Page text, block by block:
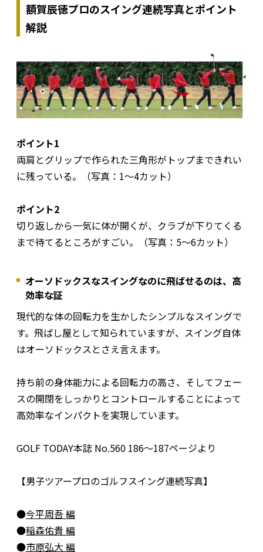
額賀辰徳プロのスイング連続写真とポイント
解説
ポイント1
両肩とグリップで作られた三角形がトップまできれい
に残っている。（写真：1〜4カット）
ポイント2
切り返しから一気に体が開くが、クラブが下りてくる
まで待てるところがすごい。（写真：5〜6カット）
オーソドックスなスイングなのに飛ばせるのは、高
効率な証
現代的な体の回転力を生かしたシンプルなスイングで
す。飛ばし屋として知られていますが、スイング自体
はオーソドックスとさえ言えます。
持ち前の身体能力による回転力の高さ、そしてフェー
スの開閉をしっかりとコントロールすることによって
高効率なインパクトを実現しています。
GOLF TODAY本誌 No.560 186〜187ページより
【男子ツアープロのゴルフスイング連続写真】
●今平周吾 編
●稲森佑貴 編
●市原弘大 編